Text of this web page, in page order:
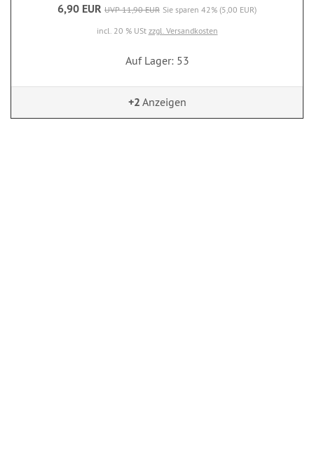
6,90 EUR UVP 11,90 EUR Sie sparen 42% (5,00 EUR)
incl. 20 % USt zzgl. Versandkosten
Auf Lager: 53
+2 Anzeigen